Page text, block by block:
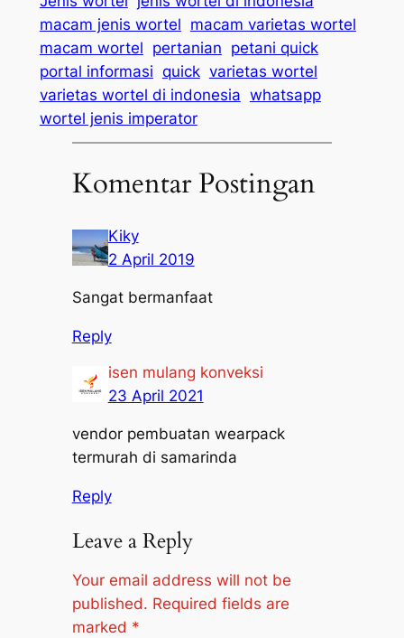
macam jenis wortel macam varietas wortel
macam wortel pertanian petani quick
portal informasi quick varietas wortel
varietas wortel di indonesia whatsapp
wortel jenis imperator
Komentar Postingan
Kiky
2 April 2019
Sangat bermanfaat
Reply
isen mulang konveksi
23 April 2021
vendor pembuatan wearpack
termurah di samarinda
Reply
Leave a Reply
Your email address will not be
published. Required fields are
marked *